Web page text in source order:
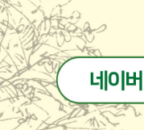
는지를 알아야
고 나의 이중성을 볼 줄 알
다
한 두려움이 원인이다
지를 알아야
일